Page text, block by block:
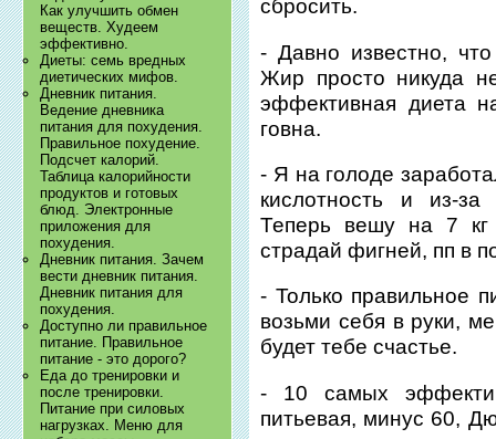
Как улучшить обмен
веществ. Худеем
эффективно.
Диеты: семь вредных
диетических мифов.
Дневник питания.
Ведение дневника
питания для похудения.
Правильное похудение.
Подсчет калорий.
Таблица калорийности
продуктов и готовых
блюд. Электронные
приложения для
похудения.
Дневник питания. Зачем
вести дневник питания.
Дневник питания для
похудения.
Доступно ли правильное
питание. Правильное
питание - это дорого?
Еда до тренировки и
после тренировки.
Питание при силовых
нагрузках. Меню для
сбросить.
- Давно известно,
Жир просто никуда
эффективная диета
говна.
- Я на голоде
кислотность и из-за
Теперь вешу на 7
страдай фигней, пп в
- Только правильное
возьми себя в руки,
будет тебе счастье.
- 10 самых
питьевая, минус 60,